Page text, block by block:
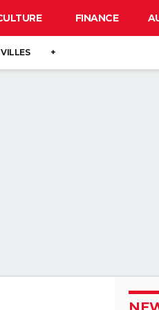
FINANCE
VILLES +